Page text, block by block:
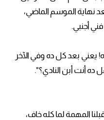
نهاية الموسم الماضي،
أجنبي.
يعني بعد كل ده وفي الآخر
أنت أبن النادي؟".
المهمة لما كله خاف،